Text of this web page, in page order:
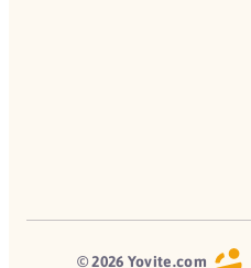
© 2026 Yovite.com